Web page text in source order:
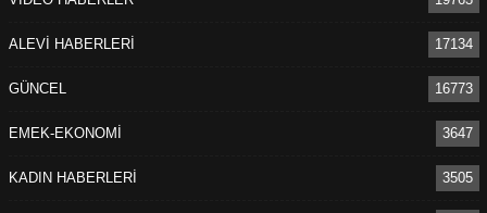
ALEVİ HABERLERİ 17134
GÜNCEL 16773
EMEK-EKONOMİ 3647
KADIN HABERLERİ 3505